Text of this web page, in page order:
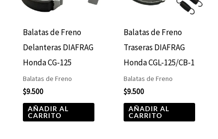
Balatas de Freno
Delanteras DIAFRAG
Honda CG-125
Balatas de Freno
$9.500
AÑADIR AL
CARRITO
Balatas de Freno
Traseras DIAFRAG
Honda CGL-125/CB-1
Balatas de Freno
$9.500
AÑADIR AL
CARRITO